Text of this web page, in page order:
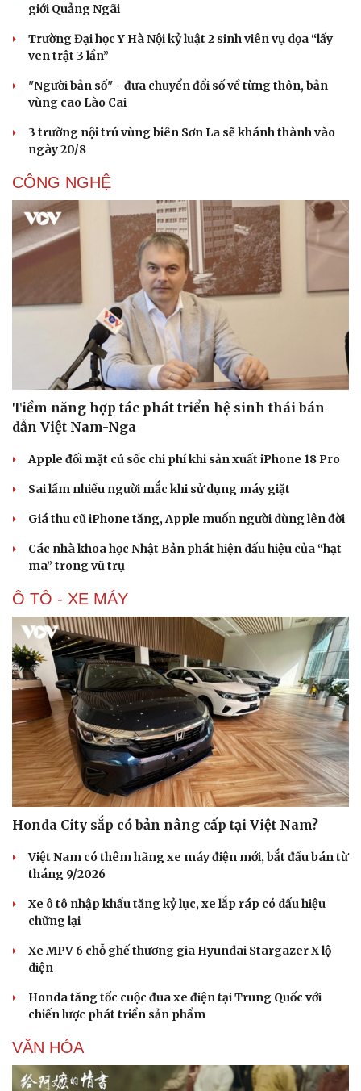
Văn hóa
Sân khấu - Điện ảnh
Văn học
Âm nhạc
Di sản
Nghệ sĩ
Thời trang
Sao Việt
giới Quảng Ngãi
Trường Đại học Y Hà Nội kỷ luật 2 sinh viên vụ dọa “lấy
ven trật 3 lần”
"Người bản số" - đưa chuyển đổi số về từng thôn, bản
vùng cao Lào Cai
3 trường nội trú vùng biên Sơn La sẽ khánh thành vào
ngày 20/8
CÔNG NGHỆ
Tiềm năng hợp tác phát triển hệ sinh thái bán
dẫn Việt Nam-Nga
Apple đối mặt cú sốc chi phí khi sản xuất iPhone 18 Pro
Sai lầm nhiều người mắc khi sử dụng máy giặt
Giá thu cũ iPhone tăng, Apple muốn người dùng lên đời
Các nhà khoa học Nhật Bản phát hiện dấu hiệu của “hạt
ma” trong vũ trụ
Ô TÔ - XE MÁY
Honda City sắp có bản nâng cấp tại Việt Nam?
Việt Nam có thêm hãng xe máy điện mới, bắt đầu bán từ
tháng 9/2026
Xe ô tô nhập khẩu tăng kỷ lục, xe lắp ráp có dấu hiệu
chững lại
Xe MPV 6 chỗ ghế thương gia Hyundai Stargazer X lộ
diện
Honda tăng tốc cuộc đua xe điện tại Trung Quốc với
chiến lược phát triển sản phẩm
VĂN HÓA